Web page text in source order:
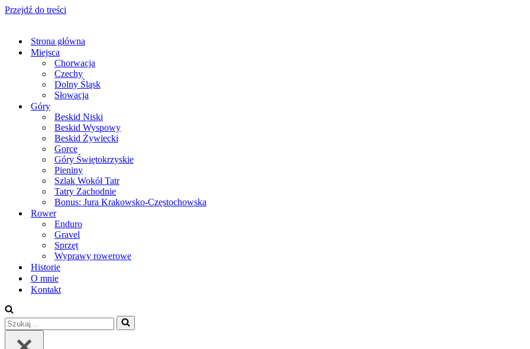
Przejdź do treści
Strona główna
Miejsca
Chorwacja
Czechy
Dolny Śląsk
Słowacja
Góry
Beskid Niski
Beskid Wyspowy
Beskid Żywiecki
Gorce
Góry Świętokrzyskie
Pieniny
Szlak Wokół Tatr
Tatry Zachodnie
Bonus: Jura Krakowsko-Częstochowska
Rower
Enduro
Gravel
Sprzęt
Wyprawy rowerowe
Historie
O mnie
Kontakt
Szukaj...